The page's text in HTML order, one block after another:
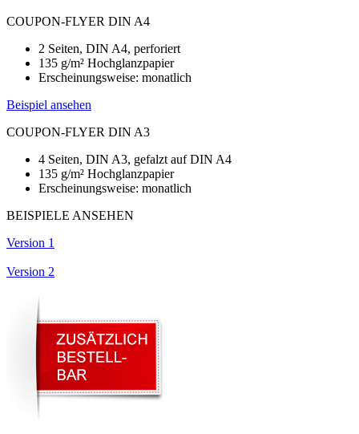
COUPON-FLYER DIN A4
2 Seiten, DIN A4, perforiert
135 g/m² Hochglanzpapier
Erscheinungsweise: monatlich
Beispiel ansehen
COUPON-FLYER DIN A3
4 Seiten, DIN A3, gefalzt auf DIN A4
135 g/m² Hochglanzpapier
Erscheinungsweise: monatlich
BEISPIELE ANSEHEN
Version 1
Version 2